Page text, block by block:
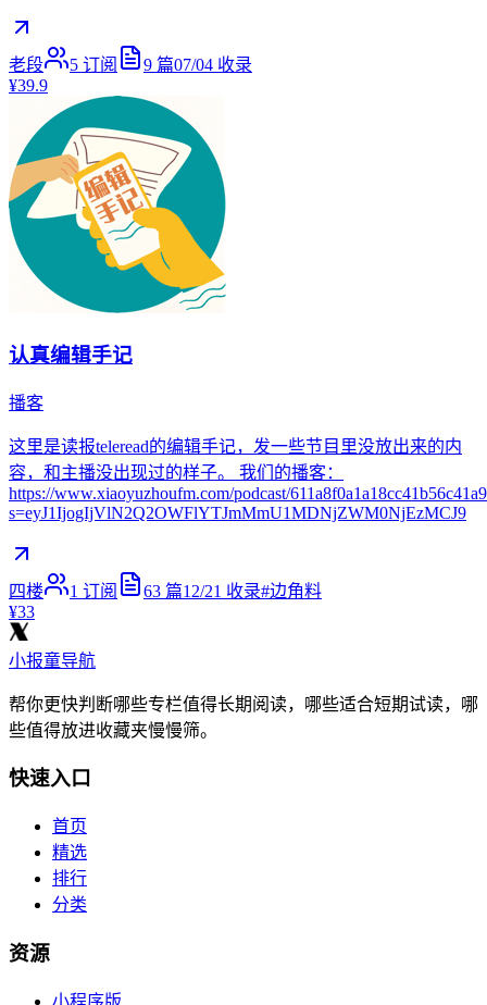
老段 5 订阅 9 篇07/04 收录
¥39.9
认真编辑手记
播客
这里是读报teleread的编辑手记，发一些节目里没放出来的内
容，和主播没出现过的样子。 我们的播客：
https://www.xiaoyuzhoufm.com/podcast/
s=eyJ1IjogIjVlN2Q2OWFlYTJmMmU1MDNjZWM0NjEzMCJ9
四楼 1 订阅 63 篇12/21 收录#边角料
¥33
小报童导航
帮你更快判断哪些专栏值得长期阅读，哪些适合短期试读，哪
些值得放进收藏夹慢慢筛。
快速入口
首页
精选
排行
分类
资源
小程序版